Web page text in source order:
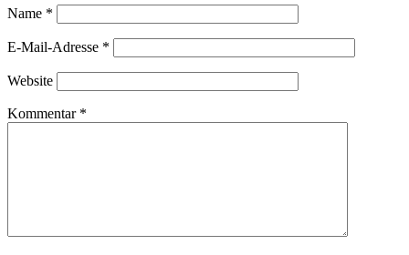
Name *
E-Mail-Adresse *
Website
Kommentar *